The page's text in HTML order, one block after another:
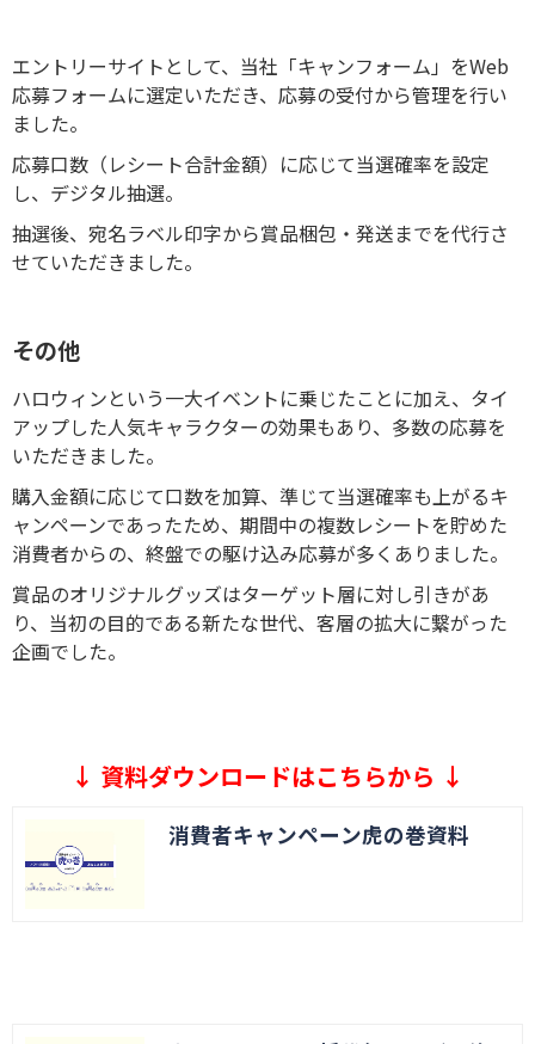
エントリーサイトとして、当社「キャンフォーム」をWeb
応募フォームに選定いただき、応募の受付から管理を行い
ました。
応募口数（レシート合計金額）に応じて当選確率を設定
し、デジタル抽選。
抽選後、宛名ラベル印字から賞品梱包・発送までを代行さ
せていただきました。
その他
ハロウィンという一大イベントに乗じたことに加え、タイ
アップした人気キャラクターの効果もあり、多数の応募を
いただきました。
購入金額に応じて口数を加算、準じて当選確率も上がるキ
ャンペーンであったため、期間中の複数レシートを貯めた
消費者からの、終盤での駆け込み応募が多くありました。
賞品のオリジナルグッズはターゲット層に対し引きがあ
り、当初の目的である新たな世代、客層の拡大に繋がった
企画でした。
↓ 資料ダウンロードはこちらから ↓
消費者キャンペーン虎の巻資料